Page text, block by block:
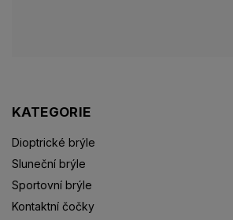
KATEGORIE
Dioptrické brýle
Sluneční brýle
Sportovní brýle
Kontaktní čočky